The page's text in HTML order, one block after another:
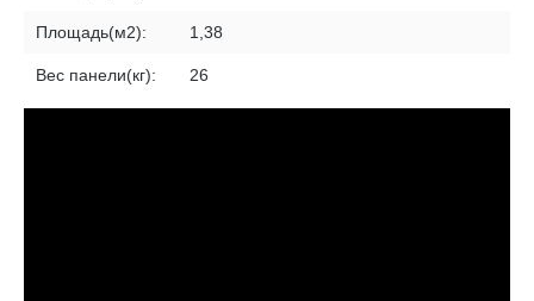
Площадь(м2): 1,38
Вес панели(кг): 26